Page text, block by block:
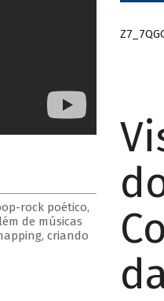
rock poético,
de músicas
criando